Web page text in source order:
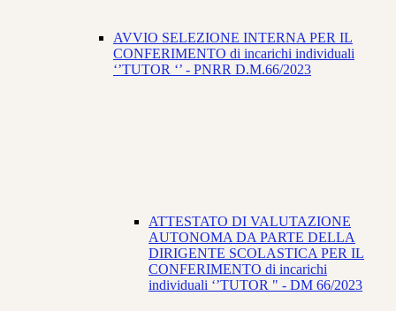
AVVIO SELEZIONE INTERNA PER IL
CONFERIMENTO di incarichi individuali
‘’TUTOR ‘’ - PNRR D.M.66/2023
ATTESTATO DI VALUTAZIONE
AUTONOMA DA PARTE DELLA
DIRIGENTE SCOLASTICA PER IL
CONFERIMENTO di incarichi
individuali ‘’TUTOR " - DM 66/2023